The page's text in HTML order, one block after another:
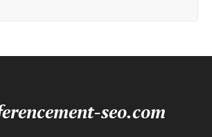
seo.com